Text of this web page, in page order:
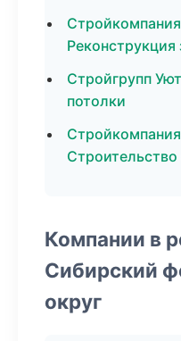
Реконструкция
Стройгрупп
потолки
Компании в
Сибирский
округ